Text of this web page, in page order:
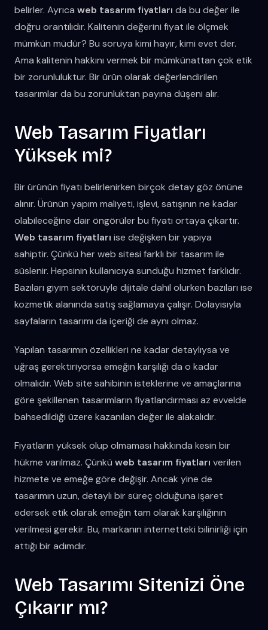
belirler. Ayrıca web tasarım fiyatları da bu değer ile
doğru orantılıdır. Kalitenin değerini fiyat ile ölçmek
mümkün müdür? Bu soruya kimi hayır, kimi evet der.
Ama kalitenin hakkını vermek bir mümkünattan çok etik
bir zorunluluktur. Bir ürün olarak değerlendirilen
tasarımlar da bu zorunluktan payına düşeni alır.
Web Tasarım Fiyatları
Yüksek mi?
Bir ürünün fiyatı belirlenirken birçok detay göz önüne
alınır. Ürünün yapım maliyeti, işlevi, satışının ne kadar
olabileceğine dair öngörüler bu fiyatı ortaya çıkartır.
Web tasarım fiyatları ise değişken bir yapıya
sahiptir. Çünkü her web sitesi farklı bir tasarım ile
süslenir. Hepsinin kullanıcıya sunduğu hizmet farklıdır.
Bazıları giyim sektörüyle dijitale dahil olurken bazıları ise
kozmetik alanında satış sağlamaya çalışır. Dolayısıyla
sayfaların tasarımı da içeriği de aynı olmaz.
Yapılan tasarımın özellikleri ne kadar detaylıysa ve
uğraş gerektiriyorsa emeğin karşılığı da o kadar
olmalıdır. Web site sahibinin isteklerine ve amaçlarına
göre şekillenen tasarımların fiyatlandırması az evvelde
bahsedildiği üzere kazanılan değer ile alakalıdır.
Fiyatların yüksek olup olmaması hakkında kesin bir
hükme varılmaz. Çünkü web tasarım fiyatları verilen
hizmete ve emeğe göre değişir. Ancak yine de
tasarımın uzun, detaylı bir süreç olduğuna işaret
edersek etik olarak emeğin tam olarak karşılığının
verilmesi gerekir. Bu, markanın internetteki bilinirliği için
attığı bir adımdır.
Web Tasarımı Sitenizi Öne
Çıkarır mı?